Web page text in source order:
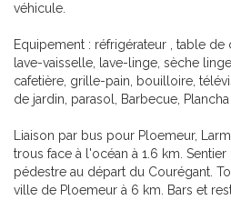
véhicule.
Equipement : réfrigérateur , table de
lave-vaisselle, lave-linge, sèche
cafetière, grille-pain, bouilloire,
de jardin, parasol, Barbecue, Plancha
Liaison par bus pour Ploemeur,
trous face à l'océan à 1.6 km.
pédestre au départ du Courégant.
ville de Ploemeur à 6 km. Bars et